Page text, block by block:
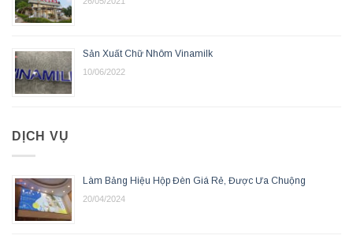
Sản Xuất Chữ Nhôm Vinamilk
10/06/2022
DỊCH VỤ
Làm Bảng Hiệu Hộp Đèn Giá Rẻ, Được Ưa Chuộng
20/04/2024